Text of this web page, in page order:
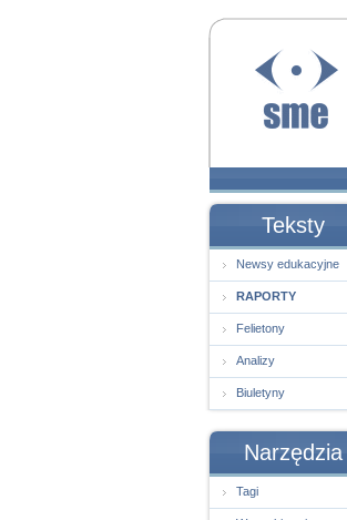
Edukacji
Teksty
Newsy edukacyjne
RAPORTY
Felietony
Analizy
Biuletyny
Narzędzia
Tagi